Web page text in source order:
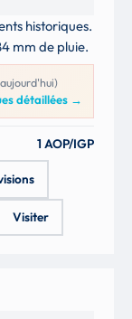
historiques.
mm de pluie.
aujourd'hui)
détaillées →
1 AOP/IGP
Visiter